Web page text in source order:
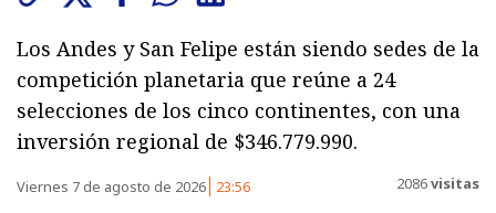
Los Andes y San Felipe están siendo sedes de la
competición planetaria que reúne a 24
selecciones de los cinco continentes, con una
inversión regional de $346.779.990.
Viernes 7 de agosto de 2026 23:56 2086visitas